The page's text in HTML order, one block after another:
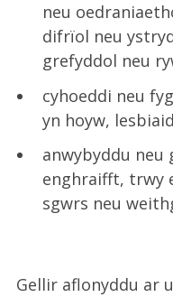
neu
difrïol neu
grefyddol neu
cyhoeddi neu
yn hoyw,
anwybyddu neu
enghraifft, trwy
sgwrs neu
Gellir aflonyddu ar